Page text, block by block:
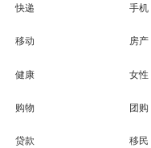
快递 手机
移动 房产
健康 女性
购物 团购
贷款 移民